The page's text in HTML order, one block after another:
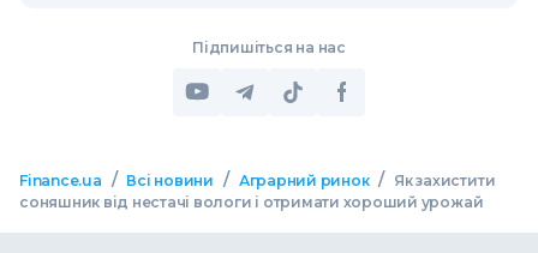
Підпишіться на нас
Finance.ua / Всі новини / Аграрний ринок / Як захистити
соняшник від нестачі вологи і отримати хороший урожай